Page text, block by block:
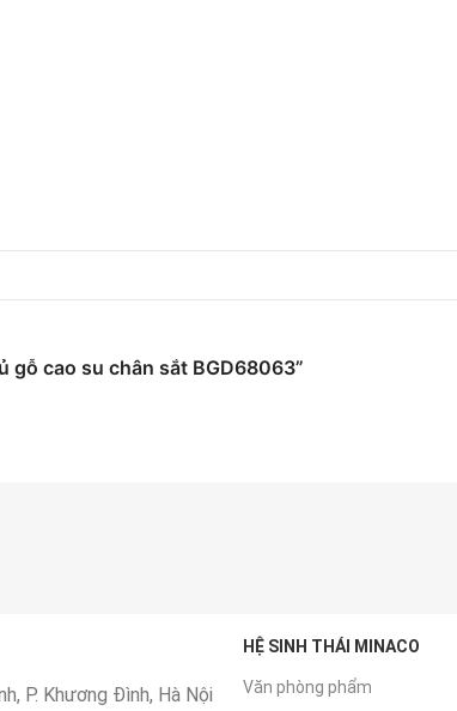
gỗ cao su chân sắt BGD68063”
P. Khương Đình, Hà Nội
HỆ SINH THÁI MINACO
Văn phòng phẩm